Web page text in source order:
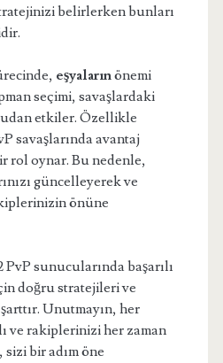
belirlerken bunları
eşyalarınönemi
seçimi, savaşlardaki
etkiler. Özellikle
savaşlarında avantaj
rol oynar. Bu nedenle,
güncelleyerek ve
önüne
sunucularında başarılı
doğru stratejileri ve
Unutmayın, her
ve rakiplerinizi her zaman
bir adım öne